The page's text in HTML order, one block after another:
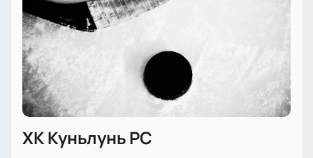
ХК Куньлунь РС